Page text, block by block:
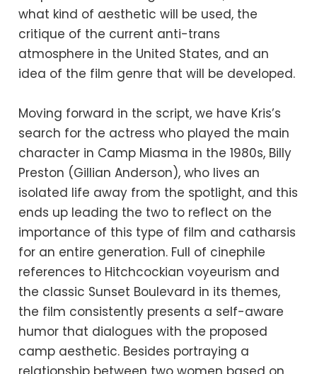
what kind of aesthetic will be used, the
critique of the current anti-trans
atmosphere in the United States, and an
idea of ​​the film genre that will be developed.
Moving forward in the script, we have Kris’s
search for the actress who played the main
character in Camp Miasma in the 1980s, Billy
Preston (Gillian Anderson), who lives an
isolated life away from the spotlight, and this
ends up leading the two to reflect on the
importance of this type of film and catharsis
for an entire generation. Full of cinephile
references to Hitchcockian voyeurism and
the classic Sunset Boulevard in its themes,
the film consistently presents a self-aware
humor that dialogues with the proposed
camp aesthetic. Besides portraying a